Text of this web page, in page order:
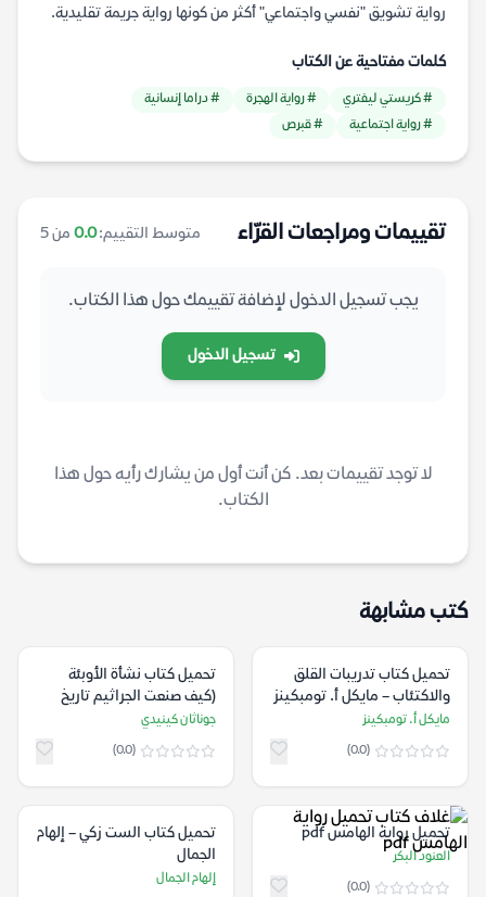
رواية تشويق "نفسي واجتماعي" أكثر من كونها رواية جريمة تقليدية.
كلمات مفتاحية عن الكتاب
# كريستي ليفتري # رواية الهجرة
# دراما إنسانية
# رواية اجتماعية
# قبرص
تقييمات ومراجعات القرّاء متوسط التقييم:0.0 من 5
يجب تسجيل الدخول لإضافة تقييمك حول هذا الكتاب.
تسجيل الدخول
لا توجد تقييمات بعد. كن أنت أول من يشارك رأيه حول هذا
الكتاب.
كتب مشابهة
تحميل كتاب تدريبات القلق
والاكتئاب – مايكل أ. تومبكينز
مايكل أ. تومبكينز
(0.0)
تحميل كتاب نشأة الأوبئة
(كيف صنعت الجراثيم تاريخ
الإنسانية) – جوناثان كينيدي
جوناثان كينيدي
(0.0)
تحميل رواية الهامس pdf
العنود البكر
(0.0)
تحميل كتاب الست زكي – إلهام
الجمال
إلهام الجمال